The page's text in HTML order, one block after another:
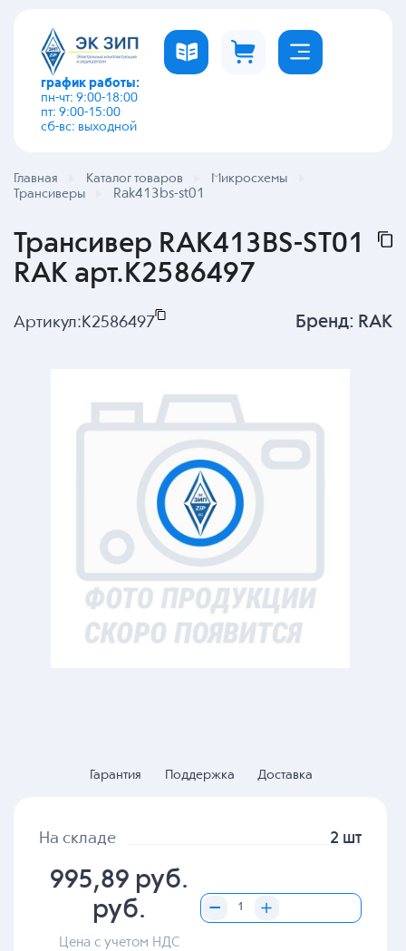
график работы:
пн-чт: 9:00-18:00
пт: 9:00-15:00
сб-вс: выходной
Главная Каталог товаров
Микросхемы
Трансиверы
Rak413bs-st01
Трансивер RAK413BS-ST01
RAK арт.K2586497
Артикул: K2586497 Бренд: RAK
Гарантия Поддержка Доставка
На складе 2 шт
995,89 руб.
руб.
Цена с учетом НДС